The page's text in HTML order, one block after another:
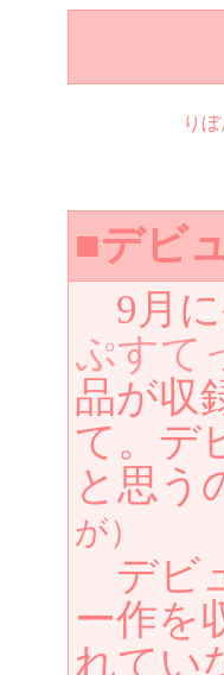
り
■デビ
9月に
ぷすて
品が収
て。デ
と思う
が）
デビ
ー作を
れてい